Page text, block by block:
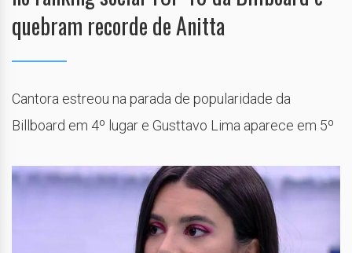
quebram recorde de Anitta
Cantora estreou na parada de popularidade da
Billboard em 4º lugar e Gusttavo Lima aparece em 5º